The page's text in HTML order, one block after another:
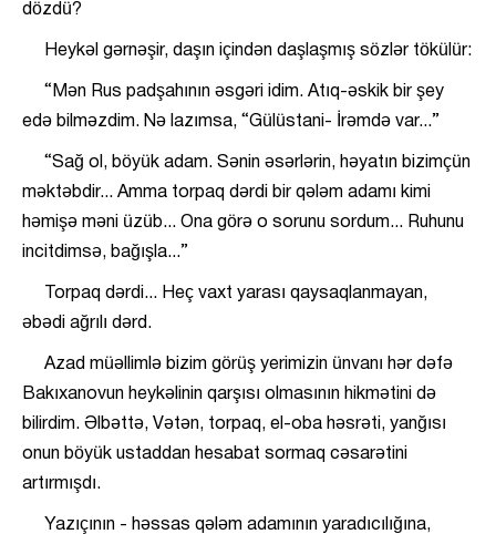
dözdü?
Heykəl gərnəşir, daşın içindən daşlaşmış sözlər tökülür:
“Mən Rus padşahının əsgəri idim. Atıq-əskik bir şey
edə bilməzdim. Nə lazımsa, “Gülüstani- İrəmdə var...”
“Sağ ol, böyük adam. Sənin əsərlərin, həyatın bizimçün
məktəbdir... Amma torpaq dərdi bir qələm adamı kimi
həmişə məni üzüb... Ona görə o sorunu sordum... Ruhunu
incitdimsə, bağışla...”
Torpaq dərdi... Heç vaxt yarası qaysaqlanmayan,
əbədi ağrılı dərd.
Azad müəllimlə bizim görüş yerimizin ünvanı hər dəfə
Bakıxanovun heykəlinin qarşısı olmasının hikmətini də
bilirdim. Əlbəttə, Vətən, torpaq, el-oba həsrəti, yanğısı
onun böyük ustaddan hesabat sormaq cəsarətini
artırmışdı.
Yazıçının - həssas qələm adamının yaradıcılığına,